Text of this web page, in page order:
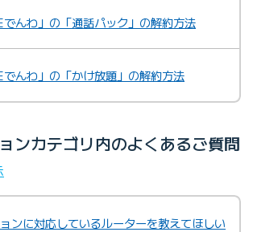
でんわ」の「通話パック」の解約方法
でんわ」の「かけ放題」の解約方法
ンカテゴリ内のよくあるご質問
ンに対応しているルーターを教えてほしい